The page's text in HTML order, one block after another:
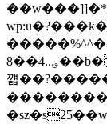
wp:u�
؈..4��8��ƀ�z��hv��u_���t�����sw�q
꺫